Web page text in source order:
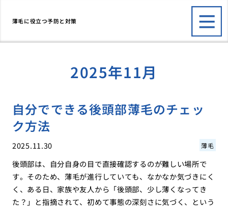
薄毛に役立つ予防と対策
2025年11月
自分でできる後頭部薄毛のチェッ
ク方法
2025.11.30 薄毛
後頭部は、自分自身の目で直接確認するのが難しい場所で
す。そのため、薄毛が進行していても、なかなか気づきにく
く、ある日、家族や友人から「後頭部、少し薄くなってき
た？」と指摘されて、初めて事態の深刻さに気づく、という